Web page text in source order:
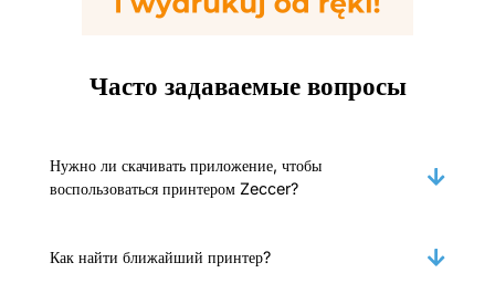
Часто задаваемые вопросы
Нужно ли скачивать приложение, чтобы
воспользоваться принтером Zeccer?
Как найти ближайший принтер?